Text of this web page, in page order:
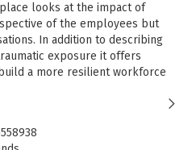
looks at the impact of
of the employees but
In addition to describing
exposure it offers
a more resilient workforce
teaching, the military,